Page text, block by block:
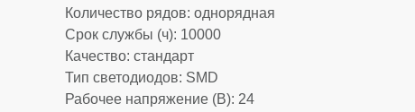
Количество рядов: однорядная
Срок службы (ч): 10000
Качество: стандарт
Тип светодиодов: SMD
Рабочее напряжение (В): 24